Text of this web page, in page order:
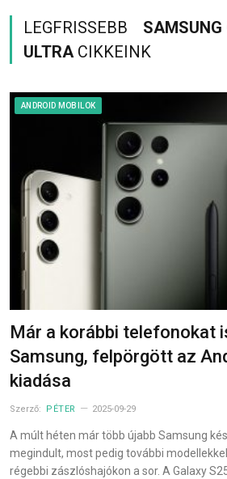
LEGFRISSEBB
ULTRACIKKEINK
ANDROID MOBILOK
Már a korábbi telefonokat
Samsung, felpörgött az
kiadása
Szerző: PÉTER 2025-09-29
A múlt héten már több újabb Samsung
megindult, most pedig további
régebbi zászlóshajókon a sor. A Galaxy